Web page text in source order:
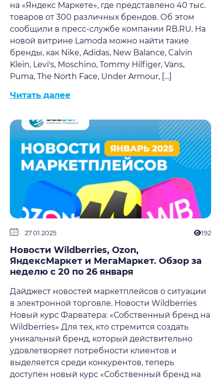
на «Яндекс Маркете», где представлено 40 тыс.
товаров от 300 различных брендов. Об этом
сообщили в пресс-службе компании RB.RU. На
новой витрине Lamoda можно найти такие
бренды, как Nike, Adidas, New Balance, Calvin
Klein, Levi's, Moschino, Tommy Hilfiger, Vans,
Puma, The North Face, Under Armour, […]
Читать далее
27.01.2025 192
Новости Wildberries, Ozon,
ЯндексМаркет и МегаМаркет. Обзор за
неделю с 20 по 26 января
Дайджест новостей маркетплейсов о ситуации
в электронной торговле. Новости Wildberries
Новый курс Фарватера: «Собственный бренд на
Wildberries» Для тех, кто стремится создать
уникальный бренд, который действительно
удовлетворяет потребности клиентов и
выделяется среди конкурентов, теперь
доступен новый курс «Собственный бренд на